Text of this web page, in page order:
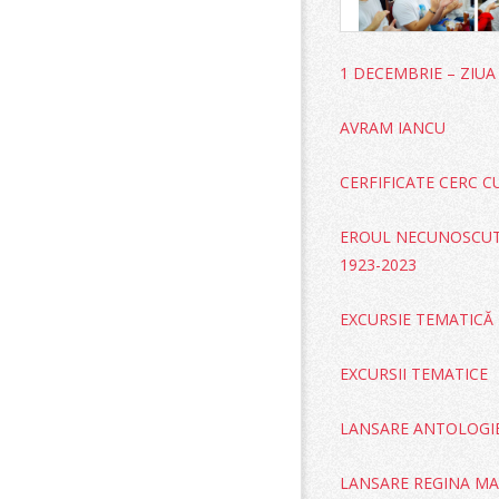
1 DECEMBRIE –
AVRAM IANCU
CERFIFICATE CERC
EROUL
1923-2023
EXCURSIE
EXCURSII TEMATICE
LANSARE
LANSARE REGINA